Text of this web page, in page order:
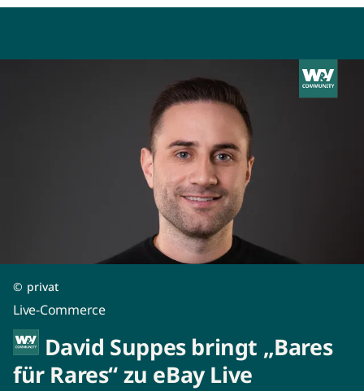
Live-Commerce
David Suppes bringt „Bares
für Rares“ zu eBay Live
© privat